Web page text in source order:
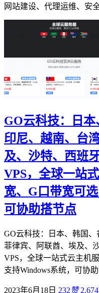
网站建设、代理运维、安
GO云科技：日本
印尼、越南、台
及、沙特、西班
VPS，全球一站
宽、G口带宽可
可协助搭节点
GO云科技：日本、韩国、
菲律宾、阿联酋、埃及、
VPS，全球一站式云主机
支持Windows系统，可协
2023年6月18日 232赞 2,674